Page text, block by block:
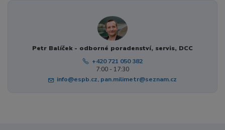
Petr Balíček - odborné poradenství, servis, DCC
+420 721 050 382
7:00 - 17:30
info@espb.cz, pan.milimetr@seznam.cz